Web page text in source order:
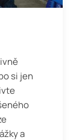
si jen
a